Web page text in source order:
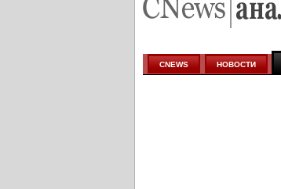
аналитике
CNEWS НОВОСТИ